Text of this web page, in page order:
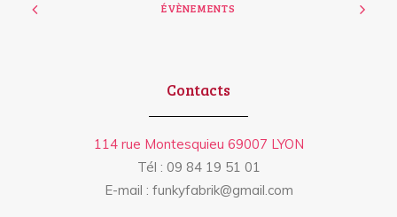
ÉVÈNEMENTS
Contacts
114 rue Montesquieu 69007 LYON
Tél : 09 84 19 51 01
E-mail : funkyfabrik@gmail.com